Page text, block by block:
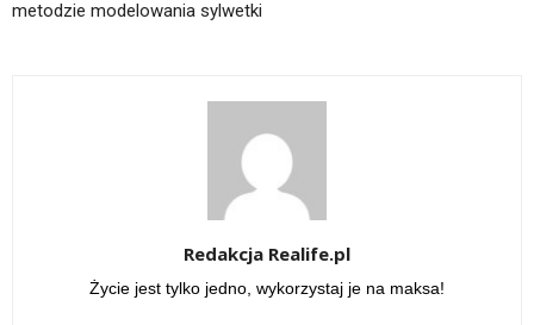
metodzie modelowania sylwetki
Redakcja Realife.pl
Życie jest tylko jedno, wykorzystaj je na maksa!